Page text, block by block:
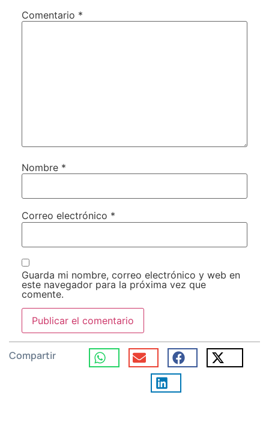
Comentario *
Nombre *
Correo electrónico *
Guarda mi nombre, correo electrónico y web en
este navegador para la próxima vez que
comente.
Compartir